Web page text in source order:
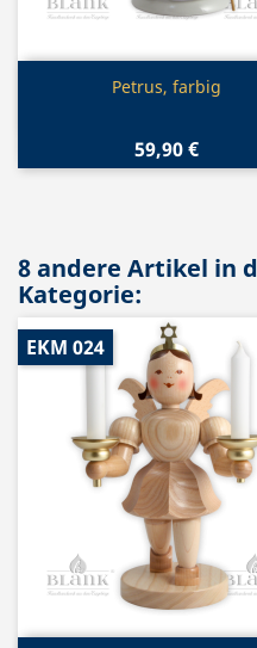
Vorschau
Petrus, farbig
59,90 €
8 andere Artikel in
Kategorie:
EKM 024